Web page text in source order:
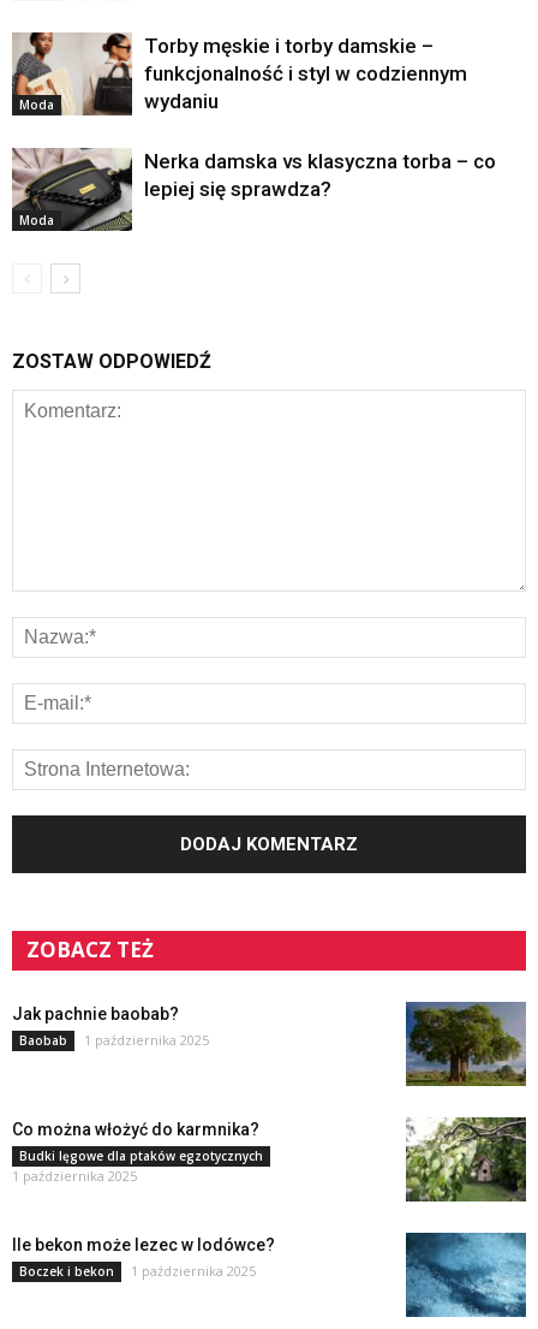
Moda
Torby męskie i torby damskie –
funkcjonalność i styl w codziennym
wydaniu
Moda
Nerka damska vs klasyczna torba – co
lepiej się sprawdza?
ZOSTAW ODPOWIEDŹ
ZOBACZ TEŻ
Jak pachnie baobab?
Baobab 1 października 2025
Co można włożyć do karmnika?
Budki lęgowe dla ptaków egzotycznych
1 października 2025
Ile bekon może lezec w lodówce?
Boczek i bekon 1 października 2025